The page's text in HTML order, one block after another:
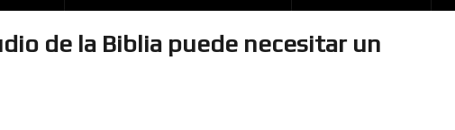
de la Biblia puede necesitar un